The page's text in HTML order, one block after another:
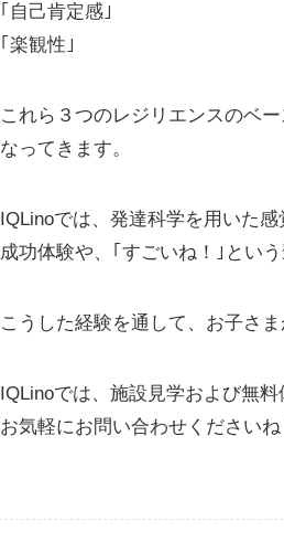
｢自己肯定感｣
｢楽観性｣
これら３つのレジリエンスのベ
なってきます。
IQLinoでは、発達科学を用いた
成功体験や、｢すごいね！｣とい
こうした経験を通して、お子さ
IQLinoでは、施設見学および無
お気軽にお問い合わせくださいね